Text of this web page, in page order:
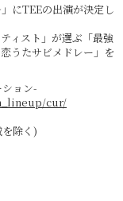
にTEEの出演が決定し
ィスト」が選ぶ「最強
うたサビメドレー」を
ョン-
cur/
除く)